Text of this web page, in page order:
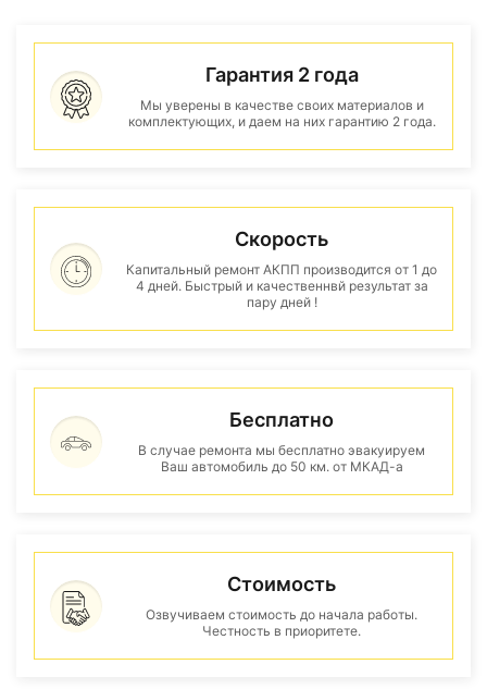
Гарантия 2 года
Мы уверены в качестве своих материалов и
комплектующих, и даем на них гарантию 2 года.
Скорость
Капитальный ремонт АКПП производится от 1 до
4 дней. Быстрый и качественнвй результат за
пару дней !
Бесплатно
В случае ремонта мы бесплатно эвакуируем
Ваш автомобиль до 50 км. от МКАД-а
Стоимость
Озвучиваем стоимость до начала работы.
Честность в приоритете.